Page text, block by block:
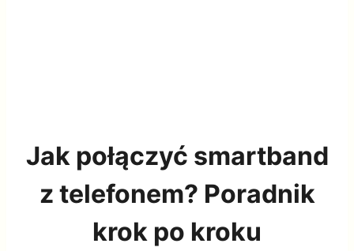
Jak połączyć smartband
z telefonem? Poradnik
krok po kroku